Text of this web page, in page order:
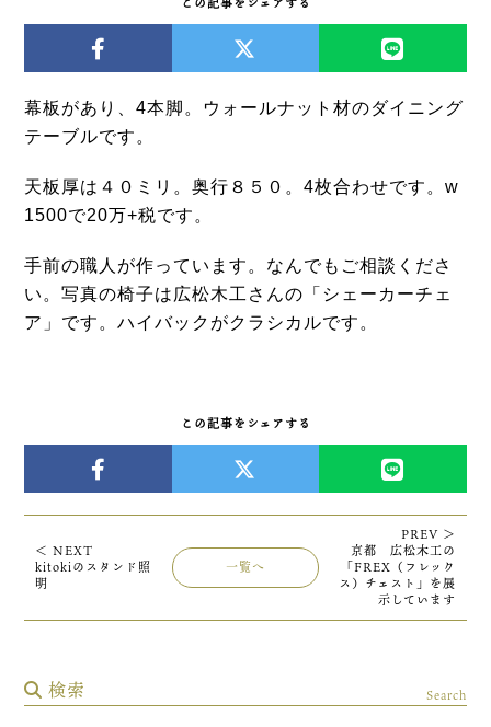
幕板があり、4本脚。ウォールナット材のダイニング
テーブルです。
天板厚は４０ミリ。奥行８５０。4枚合わせです。w
1500で20万+税です。
手前の職人が作っています。なんでもご相談くださ
い。写真の椅子は広松木工さんの「シェーカーチェ
ア」です。ハイバックがクラシカルです。
この記事をシェアする
＜ NEXT
kitokiのスタンド照
明
一覧へ
PREV ＞
京都 広松木工の
「FREX（フレック
ス）チェスト」を展
示しています
検索 Search